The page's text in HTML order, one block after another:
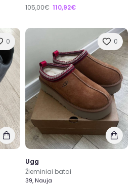
105,00€ 110,92€
0 0
Ugg
Žieminiai batai
39, Nauja